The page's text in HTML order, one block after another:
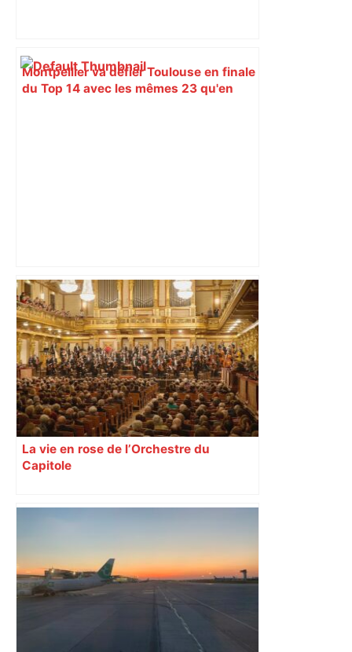
Montpellier va défier Toulouse en finale
du Top 14 avec les mêmes 23 qu'en
Alliance PS/LFI à Toulouse : Marc
Sztulman claque la porte – RMC
La vie en rose de l’Orchestre du
Capitole